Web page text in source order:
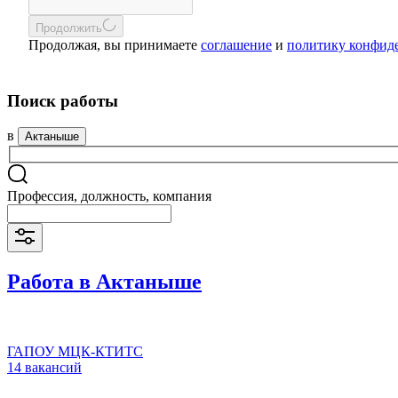
Продолжить
Продолжая, вы принимаете соглашение и политику
Поиск работы
в Актаныше
Профессия, должность, компания
Работа в Актаныше
ГАПОУ МЦК-КТИТС
14 вакансий